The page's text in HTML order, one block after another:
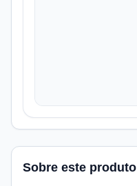
Sobre este produto